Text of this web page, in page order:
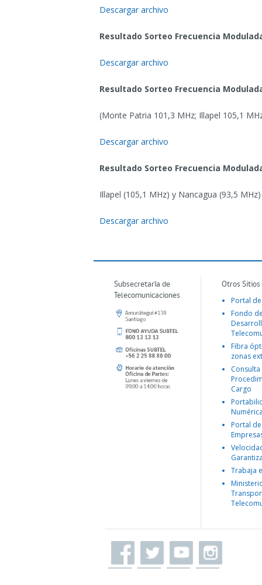
Descargar archivo
Resultado Sorteo Frecuencia
Descargar archivo
Resultado Sorteo Frecuencia
(Monte Patria 101,3 MHz; Illapel 105,1
Descargar archivo
Resultado Sorteo Frecuencia
Illapel (105,1 MHz) y Nancagua (93,5 MHz)
Descargar archivo
Subsecretaría de
Telecomunicaciones
Otros
Portal
Fondo
Fibra
zonas
Consulta
Cargo
Portal
Trabaja